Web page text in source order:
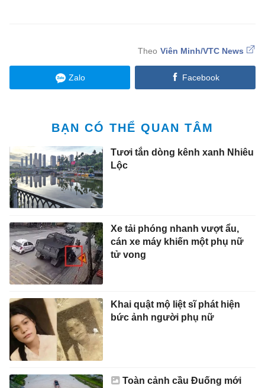
Viên Minh/VTC News
Zalo Facebook
BẠN CÓ THỂ QUAN TÂM
Tươi tắn dòng kênh xanh Nhiêu
Lộc
Xe tải phóng nhanh vượt ẩu,
cán xe máy khiến một phụ nữ
tử vong
Khai quật mộ liệt sĩ phát hiện
bức ảnh người phụ nữ
Toàn cảnh cầu Đuống mới